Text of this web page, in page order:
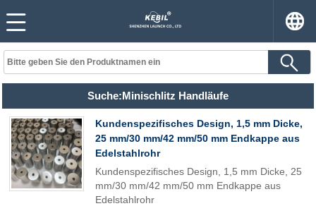
Suche:Minischlitz Handläufe
Kundenspezifisches Design, 1,5 mm Dicke,
25 mm/30 mm/42 mm/50 mm Endkappe aus
Edelstahlrohr
Kundenspezifisches Design, 1,5 mm Dicke, 25
mm/30 mm/42 mm/50 mm Endkappe aus
Edelstahlrohr